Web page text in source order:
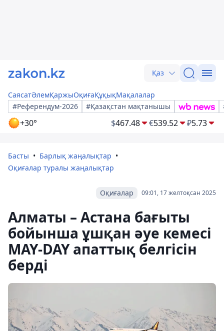
Қаз
СаясатӘлемҚаржыОқиғаҚұқықМақалалар
#Референдум-2026
#Қазақстан мақтанышы
+30° $467.48 €539.52 ₽5.73
Басты
Барлық жаңалықтар
Оқиғалар туралы жаңалықтар
09:01, 17 желтоқсан 2025
Оқиғалар
Алматы – Астана бағыты
бойынша ұшқан әуе кемесі
MAY-DAY апаттық белгісін
берді